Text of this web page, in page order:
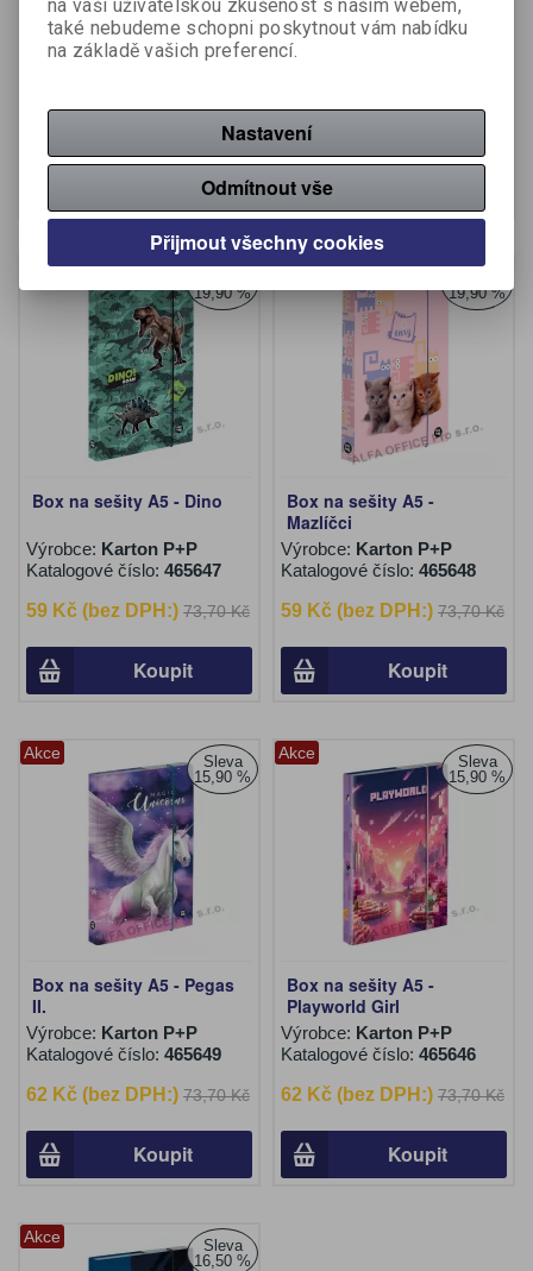
Box na sešity A4 - Dino
Box na sešity A4 - Pegas
II.
72,01 Kč (bez DPH:)
Akce
19,90 %
Box na sešity A5 - Dino
Výrobce: Karton P+P
Katalogové číslo: 465647
59 Kč (bez DPH:) 73,70 Kč
Koupit
Akce
19,90 %
Box na sešity A5 -
Mazlíčci
Výrobce: Karton P+P
Katalogové číslo: 465648
59 Kč (bez DPH:) 73,70 Kč
Koupit
Akce
Sleva
15,90 %
Box na sešity A5 - Pegas
II.
Výrobce: Karton P+P
Katalogové číslo: 465649
62 Kč (bez DPH:) 73,70 Kč
Koupit
Akce
Sleva
15,90 %
Box na sešity A5 -
Playworld Girl
Výrobce: Karton P+P
Katalogové číslo: 465646
62 Kč (bez DPH:) 73,70 Kč
Koupit
Akce
Sleva
16,50 %
na vaši uživatelskou zkušenost s naším webem,
také nebudeme schopni poskytnout vám nabídku
na základě vašich preferencí.
Nastavení
Odmítnout vše
Přijmout všechny cookies